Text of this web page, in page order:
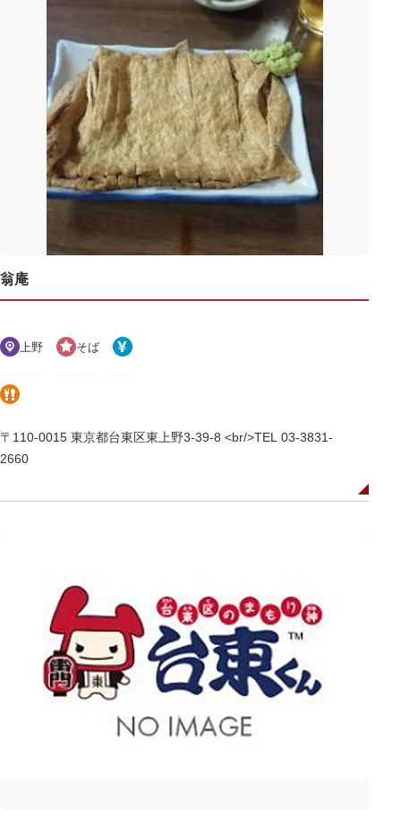
翁庵
上野 そば
〒110-0015 東京都台東区東上野3-39-8 <br/>TEL 03-3831-
2660